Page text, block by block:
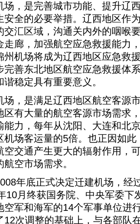
是完善城市功能、提升辽
安全的必要举措。辽西地区作
交汇区域，沟通关内外的咽喉
走廊，加强航空应急救援能力
州机场将成为辽西地区应急救
完善东北地区航空应急救援体
稳定具有重要意义。
是满足辽西地区航空客源
区有大量的航空客源市场需求
能力，每年从沈阳、大连和北
机场客运量的5倍。也正因如
空交通产生更大的辐射作用，
空市场需求。
年底正式决定迁建机场，经
10月终获国务院、中央军委下
空军和海军的14个军事单位进
12次调整的基础上，与各部队